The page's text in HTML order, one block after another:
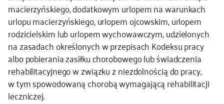
macierzyńskiego, dodatkowym urlopem na warunkach
urlopu macierzyńskiego, urlopem ojcowskim, urlopem
rodzicielskim lub urlopem wychowawczym, udzielonych
na zasadach określonych w przepisach Kodeksu pracy
albo pobierania zasiłku chorobowego lub świadczenia
rehabilitacyjnego w związku z niezdolnością do pracy,
w tym spowodowaną chorobą wymagającą rehabilitacji
leczniczej.